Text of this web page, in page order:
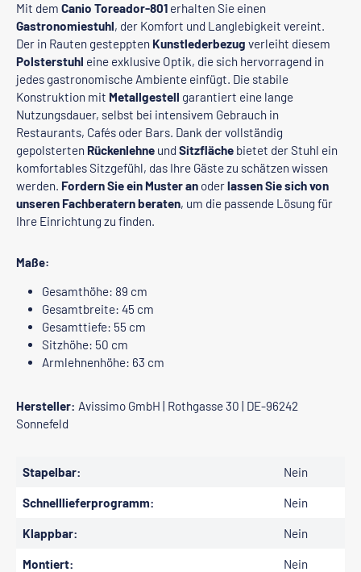
Mit dem Canio Toreador-801 erhalten Sie einen
Gastronomiestuhl, der Komfort und Langlebigkeit vereint.
Der in Rauten gesteppten Kunstlederbezug verleiht diesem
Polsterstuhl eine exklusive Optik, die sich hervorragend in
jedes gastronomische Ambiente einfügt. Die stabile
Konstruktion mit Metallgestell garantiert eine lange
Nutzungsdauer, selbst bei intensivem Gebrauch in
Restaurants, Cafés oder Bars. Dank der vollständig
gepolsterten Rückenlehne undSitzfläche bietet der Stuhl ein
komfortables Sitzgefühl, das Ihre Gäste zu schätzen wissen
werden. Fordern Sie ein Muster an oderlassen Sie sich von
unseren Fachberatern beraten, um die passende Lösung für
Ihre Einrichtung zu finden.
Maße:
Gesamthöhe: 89 cm
Gesamtbreite: 45 cm
Gesamttiefe: 55 cm
Sitzhöhe: 50 cm
Armlehnenhöhe: 63 cm
Hersteller: Avissimo GmbH | Rothgasse 30 | DE-96242
Sonnefeld
Stapelbar: Nein
Schnelllieferprogramm: Nein
Klappbar: Nein
Montiert: Nein